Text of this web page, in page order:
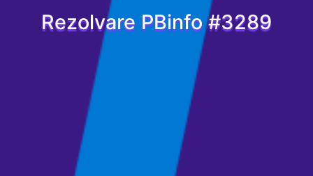
Rezolvare PBinfo #3289